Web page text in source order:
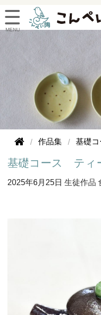
作品集 基礎
基礎コース ティ
2025年6月25日 生徒作品